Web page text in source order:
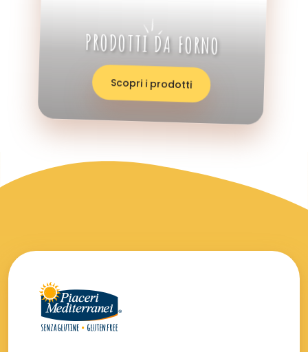
PRODOTTI DA FORNO
Scopri i prodotti